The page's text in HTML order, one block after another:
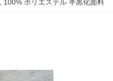
100% ポリエステル 半黒化面料